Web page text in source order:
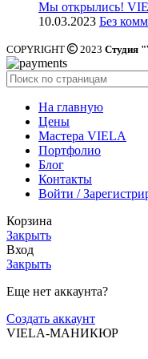
Мы открылись!
10.03.2023 Без
COPYRIGHT 2023 Студия
На главную
Цены
Мастера VIELA
Портфолио
Блог
Контакты
Войти /
Корзина
Закрыть
Вход
Закрыть
Еще нет аккаунта?
Создать аккаунт
VIELA-МАНИКЮР